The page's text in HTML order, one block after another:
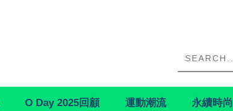
O Day 2025回顧 運動潮流 永續時尚